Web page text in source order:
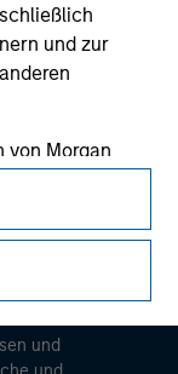
und zur
von Morgan
haftet, die
Informationen
Angaben
mit
habe.
und